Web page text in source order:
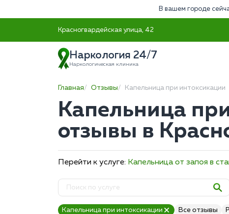
В вашем городе
Красногвардейская улица, 42
Наркология 24/7
Наркологическая клиника
Главная Отзывы Капельница при интоксикации
Капельница
отзывы в
Перейти к услуге: Капельница от запоя в
Капельница при интоксикации Все отзывы